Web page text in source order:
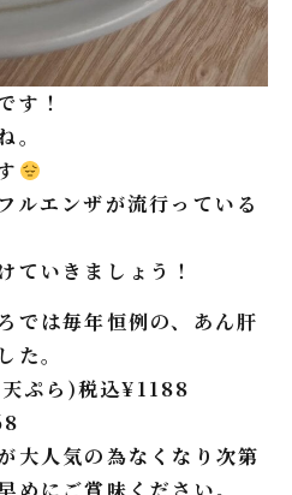
す！
。
ルエンザが流行っている
ていきましょう！
では毎年恒例の、あん肝
た。
ぷら)税込¥1188
大人気の為なくなり次第